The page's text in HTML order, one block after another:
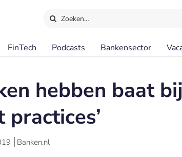
Zoeken…
FinTech Podcasts Bankensector
hebben baat
practices’
Banken.nl